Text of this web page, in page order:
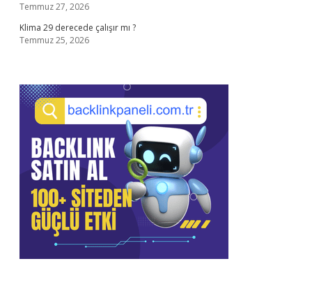
Temmuz 27, 2026
Klima 29 derecede çalışır mı ?
Temmuz 25, 2026